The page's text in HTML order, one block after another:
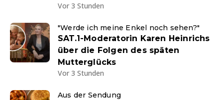
Vor 3 Stunden
"Werde ich meine Enkel noch sehen?"
SAT.1-Moderatorin Karen Heinrichs
über die Folgen des späten
Mutterglücks
Vor 3 Stunden
Aus der Sendung